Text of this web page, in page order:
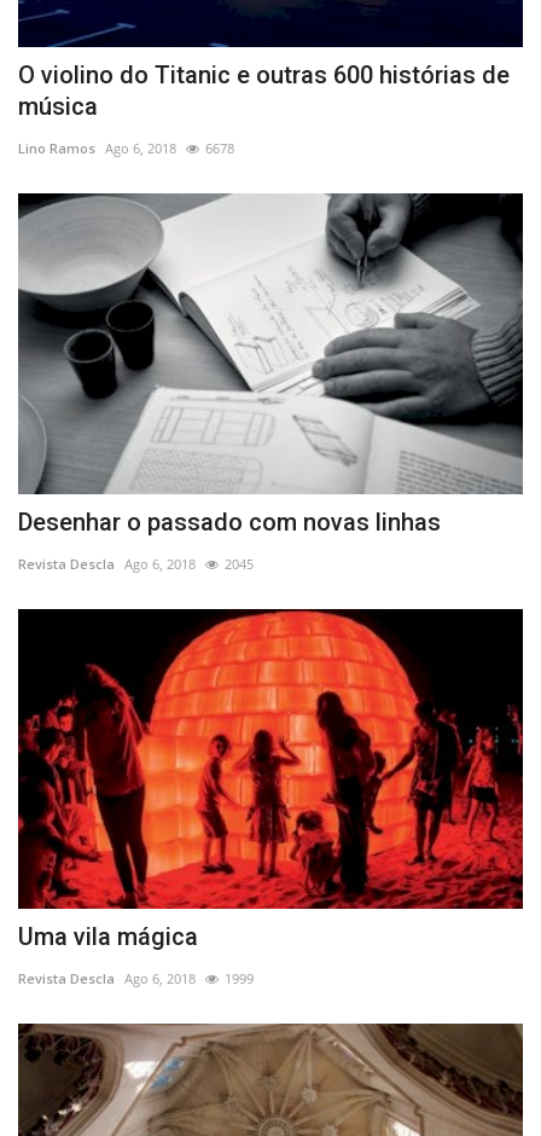
O violino do Titanic e outras 600 histórias de
música
Lino Ramos Ago 6, 2018 6678
Desenhar o passado com novas linhas
Revista Descla Ago 6, 2018 2045
Uma vila mágica
Revista Descla Ago 6, 2018 1999